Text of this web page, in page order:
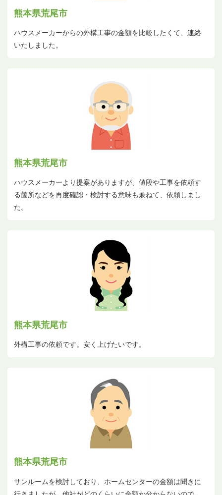
熊本県荒尾市
ハウスメーカーからの外構工事の金額を比較したくて、連絡
いたしました。
熊本県荒尾市
ハウスメーカーより提案がありますが、値段や工事を依頼す
る箇所などを再度確認・検討する意味も兼ねて、依頼しまし
た。
熊本県荒尾市
外構工事の依頼です。安く上げたいです。
熊本県荒尾市
サンルームを検討しており、ホームセンターの金額は聞きに